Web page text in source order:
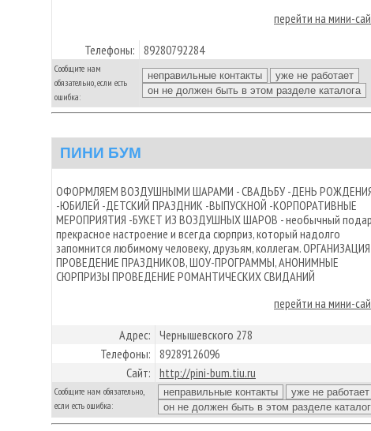
перейти на мини-
Телефоны: 89280792284
Сообщите нам
обязательно, если есть
ошибка:
ПИНИ БУМ
ОФОРМЛЯЕМ ВОЗДУШНЫМИ ШАРАМИ - СВАДЬБУ -ДЕНЬ
-ЮБИЛЕЙ -ДЕТСКИЙ ПРАЗДНИК -ВЫПУСКНОЙ -КОРПОРАТИВНЫЕ
МЕРОПРИЯТИЯ -БУКЕТ ИЗ ВОЗДУШНЫХ ШАРОВ - необычный
прекрасное настроение и всегда сюрприз, который надолго
запомнится любимому человеку, друзьям, коллегам.
ПРОВЕДЕНИЕ ПРАЗДНИКОВ, ШОУ-ПРОГРАММЫ, АНОНИМНЫЕ
СЮРПРИЗЫ ПРОВЕДЕНИЕ РОМАНТИЧЕСКИХ СВИДАНИЙ
перейти на мини-
Адрес: Чернышевского 278
Телефоны: 89289126096
Сайт: http://pini-bum.tiu.ru
Сообщите нам обязательно,
если есть ошибка: